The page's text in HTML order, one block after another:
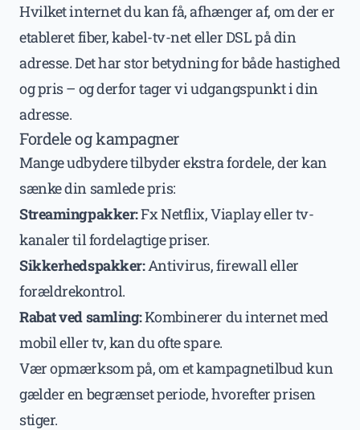
Hvilket internet du kan få, afhænger af, om der er
etableret fiber, kabel-tv-net eller DSL på din
adresse. Det har stor betydning for både hastighed
og pris – og derfor tager vi udgangspunkt i din
adresse.
Fordele og kampagner
Mange udbydere tilbyder ekstra fordele, der kan
sænke din samlede pris:
Streamingpakker:Fx Netflix, Viaplay eller tv-
kanaler til fordelagtige priser.
Sikkerhedspakker:Antivirus, firewall eller
forældrekontrol.
Rabat ved samling:Kombinerer du internet med
mobil eller tv, kan du ofte spare.
Vær opmærksom på, om et kampagnetilbud kun
gælder en begrænset periode, hvorefter prisen
stiger.